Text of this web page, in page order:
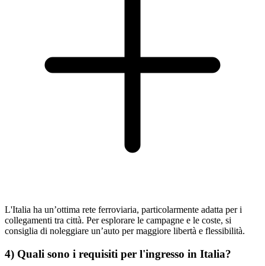
L'Italia ha un’ottima rete ferroviaria, particolarmente adatta per i
collegamenti tra città. Per esplorare le campagne e le coste, si
consiglia di noleggiare un’auto per maggiore libertà e flessibilità.
4) Quali sono i requisiti per l'ingresso in Italia?